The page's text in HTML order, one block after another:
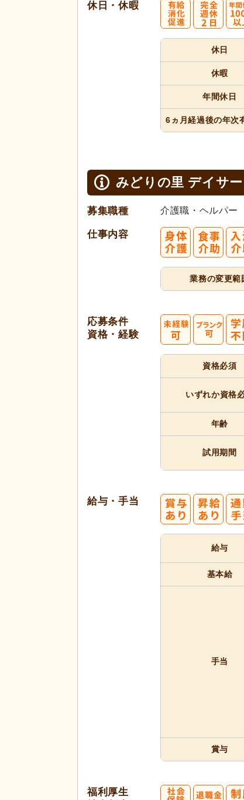
休日・休暇
休日
休暇
年間休日
6ヵ月経過後の年次
みどりの里 デイサ
募集職種 介護職・ヘルパー
仕事内容
業務の変更範
応募条件
資格・経験
資格必須
いずれか資格
年齢
試用期間
給与・手当
給与
基本給
手当
賞与
福利厚生